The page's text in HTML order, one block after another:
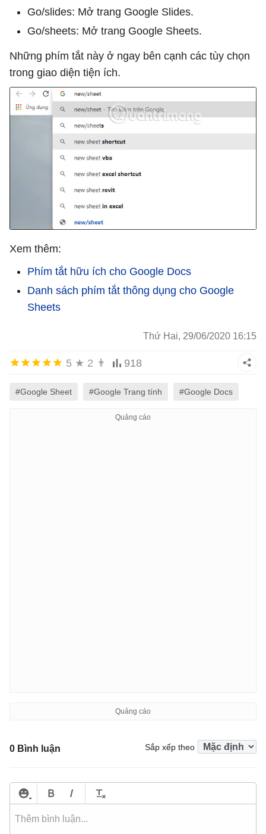
Go/slides: Mở trang Google Slides.
Go/sheets: Mở trang Google Sheets.
Những phím tắt này ở ngay bên cạnh các tùy chọn
trong giao diện tiện ích.
Xem thêm:
Phím tắt hữu ích cho Google Docs
Danh sách phím tắt thông dụng cho Google
Sheets
Thứ Hai, 29/06/2020 16:15
5 ★ 2 👨 918
#Google Sheet #Google Trang tính #Google Docs
0 Bình luận Sắp xếp theo